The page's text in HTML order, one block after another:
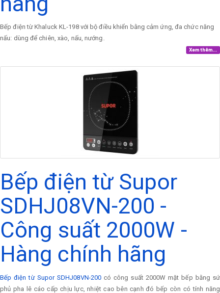
Bếp điện từ Khaluck KL-198 với bộ điều khiển bằng cảm ứng, đa chức năng
nấu: dùng để chiên, xào, nấu, nướng.
Xem thêm...
Bếp điện từ Supor
SDHJ08VN-200 -
Công suất 2000W -
Hàng chính hãng
Bếp điện từ Supor SDHJ08VN-200 có công suất 2000W mặt bếp bằng sứ
phủ pha lê cáo cấp chịu lực, nhiệt cao bên cạnh đó bếp còn có tính năng